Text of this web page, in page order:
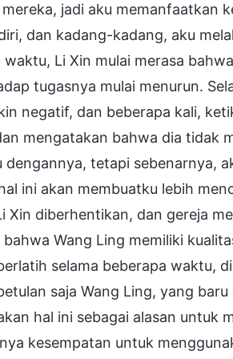
jadi aku memanfaatkan
dan kadang-kadang, aku
Li Xin mulai merasa
tugasnya mulai menurun.
negatif, dan beberapa kali,
mengatakan bahwa dia tidak
dengannya, tetapi sebenarnya,
ini akan membuatku lebih
Xin diberhentikan, dan gereja
Wang Ling memiliki
selama beberapa waktu,
saja Wang Ling, yang
hal ini sebagai alasan untuk
kesempatan untuk